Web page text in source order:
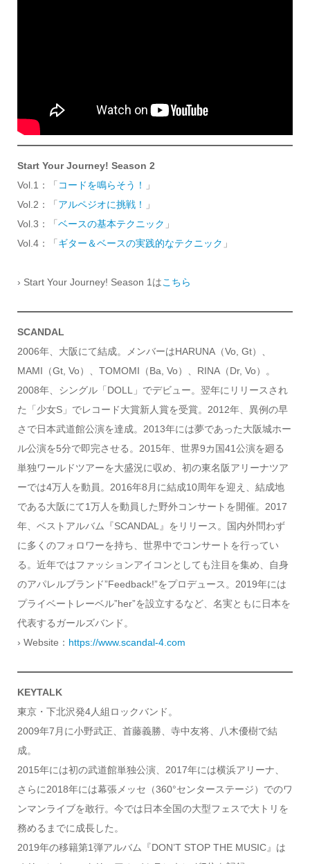
Start Your Journey! Season 2
Vol.1：「 コードを鳴らそう！
」
Vol.2：「 アルペジオに挑戦！
」
Vol.3：「 ベースの基本テクニック 」
Vol.4：「 ギター＆ベースの実践的なテクニック 」
› Start Your Journey! Season 1はこちら
SCANDAL
2006年、大阪にて結成。メンバーはHARUNA（Vo, Gt）、
MAMI（Gt, Vo）、TOMOMI（Ba, Vo）、RINA（Dr, Vo）。
2008年、シングル「DOLL」でデビュー。翌年にリリースされ
た「少女S」でレコード大賞新人賞を受賞。2012年、異例の早
さで日本武道館公演を達成。2013年には夢であった大阪城ホー
ル公演を5分で即完させる。2015年、世界9カ国41公演を廻る
単独ワールドツアーを大盛況に収め、初の東名阪アリーナツア
ーでは4万人を動員。2016年8月に結成10周年を迎え、結成地
である大阪にて1万人を動員した野外コンサートを開催。2017
年、ベストアルバム『SCANDAL』をリリース。国内外問わず
に多くのフォロワーを持ち、世界中でコンサートを行ってい
る。近年ではファッションアイコンとしても注目を集め、自身
のアパレルブランド”Feedback!”をプロデュース。2019年には
プライベートレーベル”her”を設立するなど、名実ともに日本を
代表するガールズバンド。
› Website： https://www.scandal-4.com
KEYTALK
東京・下北沢発4人組ロックバンド。
2009年7月に小野武正、首藤義勝、寺中友将、八木優樹で結
成。
2015年には初の武道館単独公演、2017年には横浜アリーナ、
さらに2018年には幕張メッセ（360°センターステージ）でのワ
ンマンライブを敢行。今では日本全国の大型フェスで大トリを
務めるまでに成長した。
2019年の移籍第1弾アルバム『DON’T STOP THE MUSIC』は